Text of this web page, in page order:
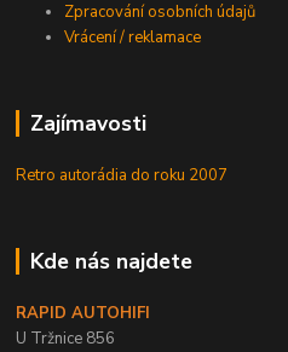
Zpracování osobních údajů
Vrácení / reklamace
Zajímavosti
Retro autorádia do roku 2007
Kde nás najdete
RAPID AUTOHIFI
U Tržnice 856